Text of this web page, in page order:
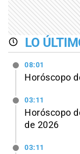
LO
08:01
Horóscopo
03:11
Horóscopo
de 2026
03:11